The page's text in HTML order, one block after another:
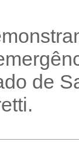
de